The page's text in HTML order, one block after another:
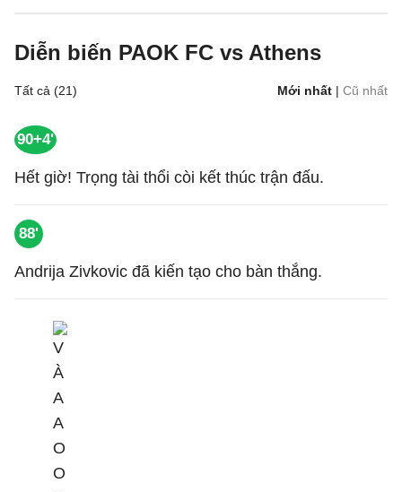
Diễn biến PAOK FC vs Athens
Tất cả (21) Mới nhất | Cũ nhất
90+4'
Hết giờ! Trọng tài thổi còi kết thúc trận đấu.
88'
Andrija Zivkovic đã kiến tạo cho bàn thắng.